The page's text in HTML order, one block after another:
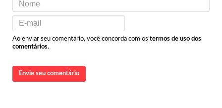
Ao enviar seu comentário, você concorda com os termos de uso dos
comentários.
Envie seu comentário